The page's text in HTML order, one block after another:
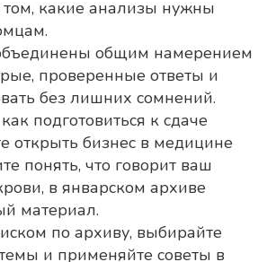
какие анализы нужны
общим намерением
проверенные ответы и
без лишних сомнений.
подготовиться к сдаче
открыть бизнес в медицине
понять, что говорит ваш
в январском архиве
материал.
по архиву, выбирайте
и применяйте советы в